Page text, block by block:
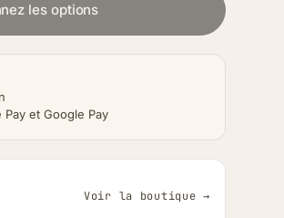
les options
Pay et Google Pay
Voir la boutique →